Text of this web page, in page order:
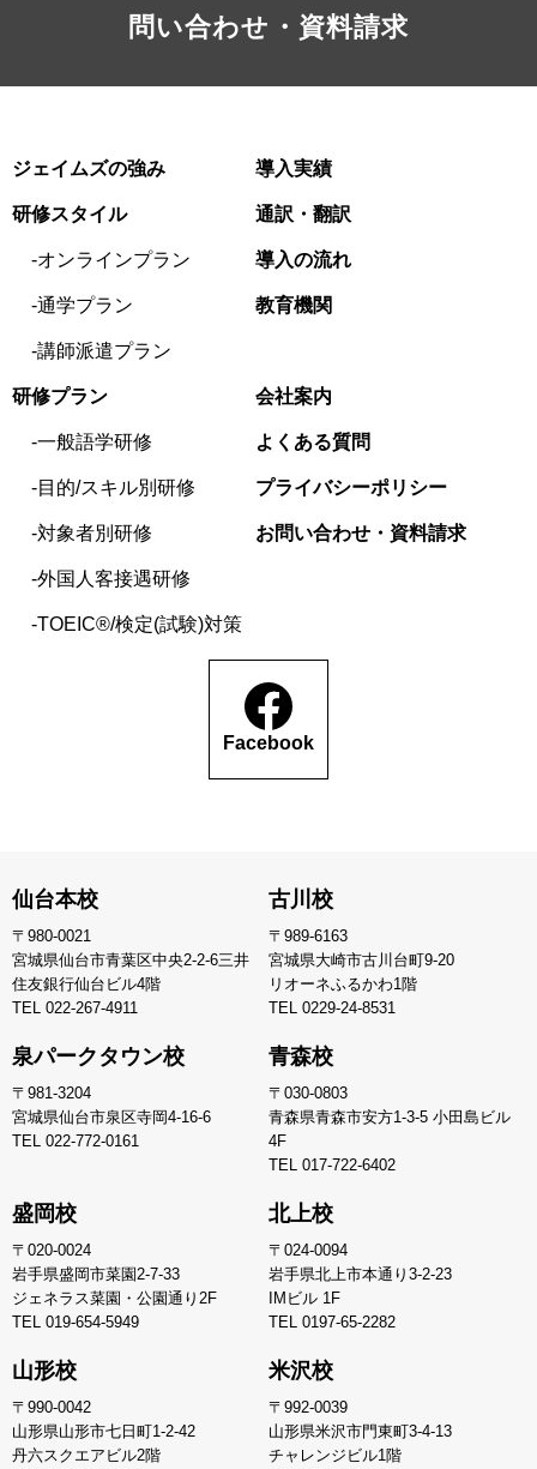
問い合わせ・資料請求
ジェイムズの強み
研修スタイル
オンラインプラン
通学プラン
講師派遣プラン
導入実績
通訳・翻訳
導入の流れ
教育機関
研修プラン
一般語学研修
目的/スキル別研修
対象者別研修
外国人客接遇研修
TOEIC®/検定(試験)対策
会社案内
よくある質問
プライバシーポリシー
お問い合わせ・資料請求
Facebook
仙台本校
〒980-0021
宮城県仙台市青葉区中央2-2-6三井
住友銀行仙台ビル4階
TEL 022-267-4911
古川校
〒989-6163
宮城県大崎市古川台町9-20
リオーネふるかわ1階
TEL 0229-24-8531
泉パークタウン校
〒981-3204
宮城県仙台市泉区寺岡4-16-6
TEL 022-772-0161
青森校
〒030-0803
青森県青森市安方1-3-5 小田島ビル
4F
TEL 017-722-6402
盛岡校
〒020-0024
岩手県盛岡市菜園2-7-33
ジェネラス菜園・公園通り2F
TEL 019-654-5949
北上校
〒024-0094
岩手県北上市本通り3-2-23
IMビル 1F
TEL 0197-65-2282
山形校
〒990-0042
山形県山形市七日町1-2-42
丹六スクエアビル2階
米沢校
〒992-0039
山形県米沢市門東町3-4-13
チャレンジビル1階